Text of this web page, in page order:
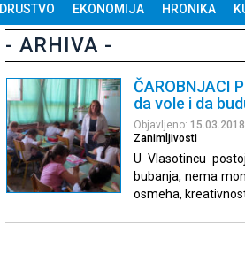
DRUSTVO EKONOMIJA HRONIKA
- ARHIVA -
ČAROBNJACI
da vole i da
Objavljeno: 15.03.2018
Zanimljivosti
U Vlasotincu
bubanja, nema
osmeha,